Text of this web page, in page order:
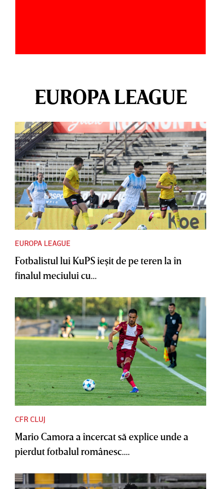
EUROPA LEAGUE
EUROPA LEAGUE
Fotbalistul lui KuPS ieşit de pe teren la în
finalul meciului cu...
CFR CLUJ
Mario Camora a încercat să explice unde a
pierdut fotbalul românesc....